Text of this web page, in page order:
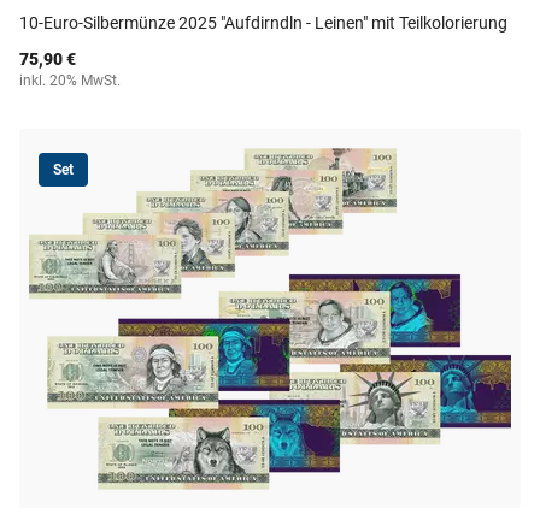
10-Euro-Silbermünze 2025 "Aufdirndln - Leinen" mit Teilkolorierung
75,90 €
inkl. 20% MwSt.
Set